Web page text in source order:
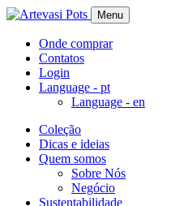
Menu
Onde comprar
Contatos
Login
Language - pt
Language - en
Coleção
Dicas e ideias
Quem somos
Sobre Nós
Negócio
Sustentabilidade